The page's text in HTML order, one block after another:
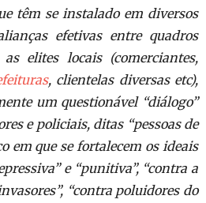
têm se instalado em diversos
efetivas entre quadros
elites locais (comerciantes,
, clientelas diversas etc),
um questionável “diálogo”
e policiais, ditas “pessoas de
em que se fortalecem os ideais
e “punitiva”, “contra a
“contra poluidores do